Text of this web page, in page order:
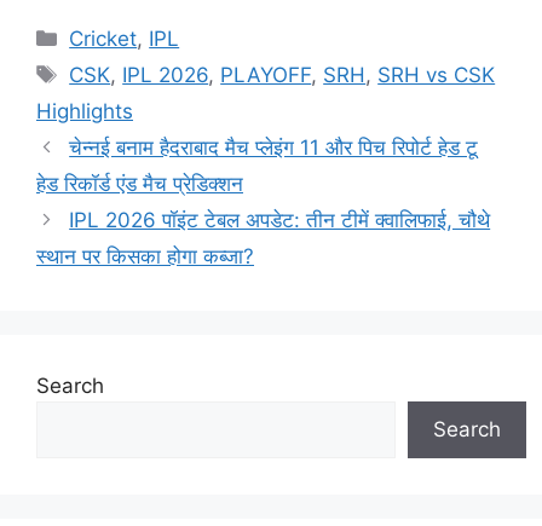
Cricket, IPL
CSK, IPL 2026, PLAYOFF, SRH, SRH vs CSK
Highlights
चेन्नई बनाम हैदराबाद मैच प्लेइंग 11 और पिच रिपोर्ट हेड टू
हेड रिकॉर्ड एंड मैच प्रेडिक्शन
IPL 2026 पॉइंट टेबल अपडेट: तीन टीमें क्वालिफाई, चौथे
स्थान पर किसका होगा कब्जा?
Search
Search